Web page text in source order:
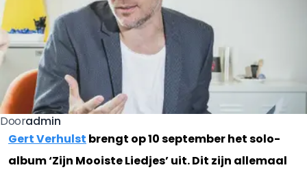
Dooradmin
Gert Verhulst brengt op 10 september het solo-
album ‘Zijn Mooiste Liedjes’ uit. Dit zijn allemaal